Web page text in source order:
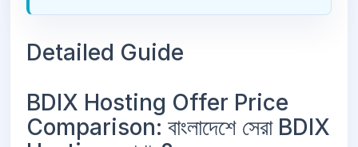
Detailed Guide
BDIX Hosting Offer Price
Comparison: বাংলাদেশে সেরা BDIX